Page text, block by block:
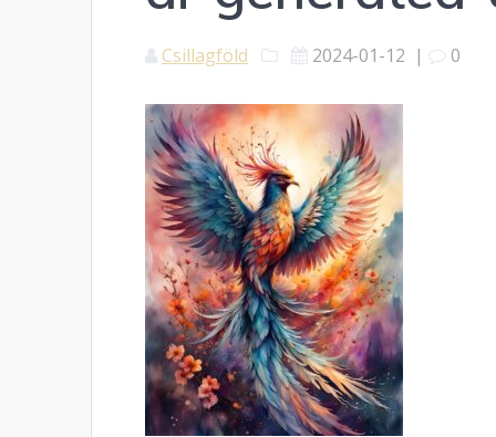
Csillagföld 2024-01-12 | 0